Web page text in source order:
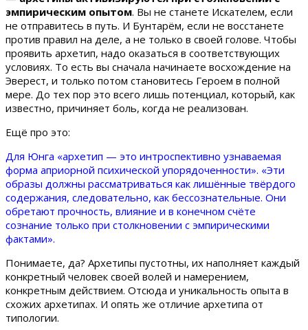
эмпирическим опытом. Вы не станете Искателем, если
не отправитесь в путь. И Бунтарём, если не восстанете
против правил на деле, а не только в своей голове. Чтобы
проявить архетип, надо оказаться в соответствующих
условиях. То есть вы сначала начинаете восхождение на
Эверест, и только потом становитесь Героем в полной
мере. До тех пор это всего лишь потенциал, который, как
известно, причиняет боль, когда не реализован.
Ещё про это:
Для Юнга «архетип — это интроспективно узнаваемая
форма априорной психической упорядоченности». «Эти
образы должны рассматриваться как лишённые твёрдого
содержания, следовательно, как бессознательные. Они
обретают прочность, влияние и в конечном счёте
сознание только при столкновении с эмпирическими
фактами».
Понимаете, да? Архетипы пустотны, их наполняет каждый
конкретный человек своей волей и намерением,
конкретным действием. Отсюда и уникальность опыта в
схожих архетипах. И опять же отличие архетипа от
типологии.